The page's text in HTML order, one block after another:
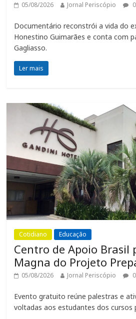
05/08/2026 Jornal Periscópio
Documentário reconstrói a vida do
Honestino Guimarães e conta com
Gagliasso.
Ler mais
Cotidiano Educação
Centro de Apoio Brasil
Magna do Projeto
05/08/2026 Jornal Periscópio
Evento gratuito reúne palestras e
voltadas aos estudantes dos cursos